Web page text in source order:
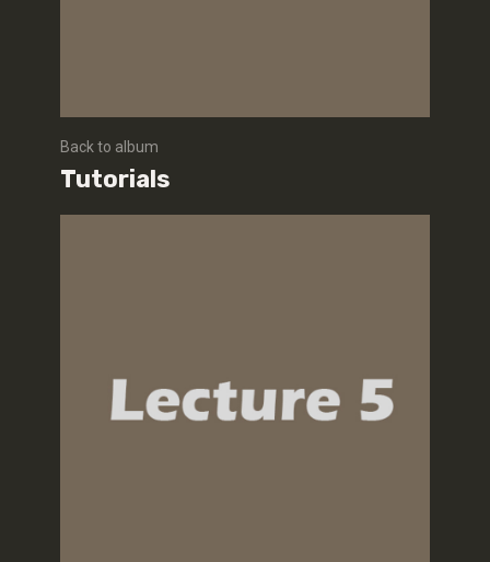
Back to album
Tutorials